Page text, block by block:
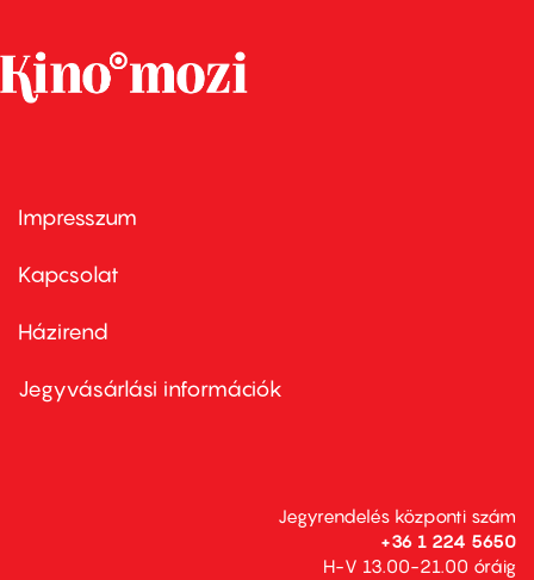
Footer
first
Impresszum
Kapcsolat
Footer
second
Házirend
Jegyvásárlási információk
Jegyrendelés központi szám
+36 1 224 5650
H-V 13.00-21.00 óráig